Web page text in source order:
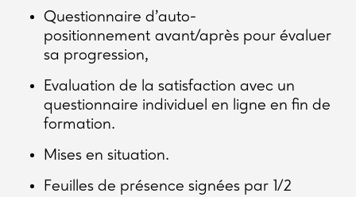
Questionnaire d’auto-
positionnement avant/après pour évaluer
sa progression,
Evaluation de la satisfaction avec un
questionnaire individuel en ligne en fin de
formation.
Mises en situation.
Feuilles de présence signées par 1/2